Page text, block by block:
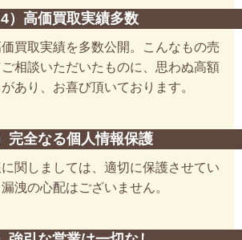
4）高価買取実績多数
買取実績を多数公開。こんなもの売
相談いただいたものに、思わぬ高額
あり、お喜び頂いております。
完全なる個人情報保護
関しましては、適切に保護させてい
洩の心配はございません。